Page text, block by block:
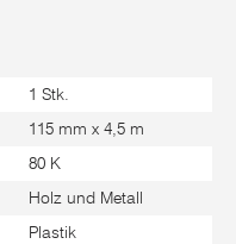
1 Stk.
115 mm x 4,5 m
80 K
Holz und Metall
Plastik